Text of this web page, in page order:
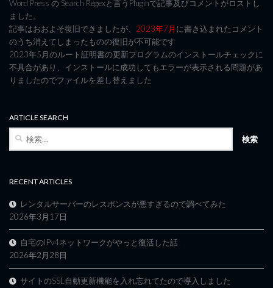
Word Press の Search Regexと言うPluginで記事及びコメントがロストし
ました。
記事はおおよそ復旧できましたが、 2023年7月に書き込まれたコメント
のうち消えてしまったものの復旧が不可能です
2023年5月のルート証明書の更新プログラムのインストールチェックに
不具合があり、インストールに成功してもエラーが表示される問題があ
りましたのでファイルを差し替えました
ARTICLE SEARCH
検
RECENT ARTICLES
レンタルサーバーのレスポンスが悪すぎるので調べてみた
2026年3月17日
自宅のIPv4ネットワークがやっと復活した話
2026年2月28日
サイトのSSL自動更新機能を入れ忘れてたので導入しました